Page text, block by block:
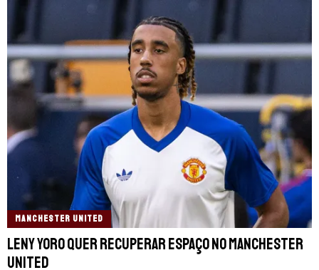
MANCHESTER UNITED
Leny Yoro quer recuperar espaço no Manchester
United